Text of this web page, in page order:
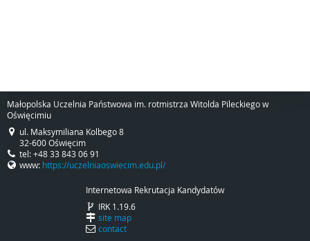
Małopolska Uczelnia Państwowa im. rotmistrza Witolda Pileckiego w
Oświęcimiu
ul. Maksymiliana Kolbego 8
32-600 Oświęcim
tel: +48 33 843 06 91
www: https://uczelniaoswiecim.edu.pl/
Internetowa Rekrutacja Kandydatów
IRK 1.19.6
site map
contact